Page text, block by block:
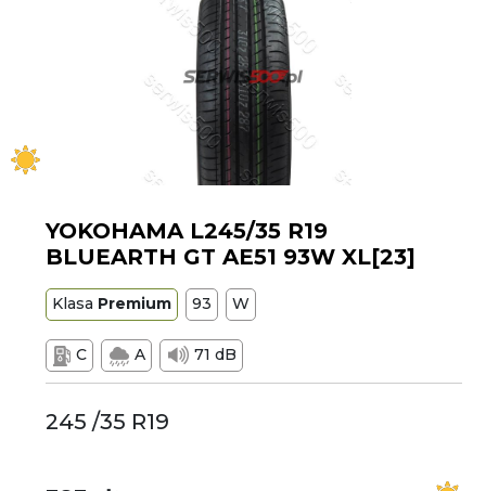
YOKOHAMA L245/35 R19
BLUEARTH GT AE51 93W XL[23]
Klasa Premium 93 W
C A 71 dB
245 /35 R19